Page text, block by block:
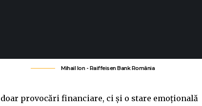
Mihail Ion - Raiffeisen Bank România
provocări financiare, ci și o stare emoțională